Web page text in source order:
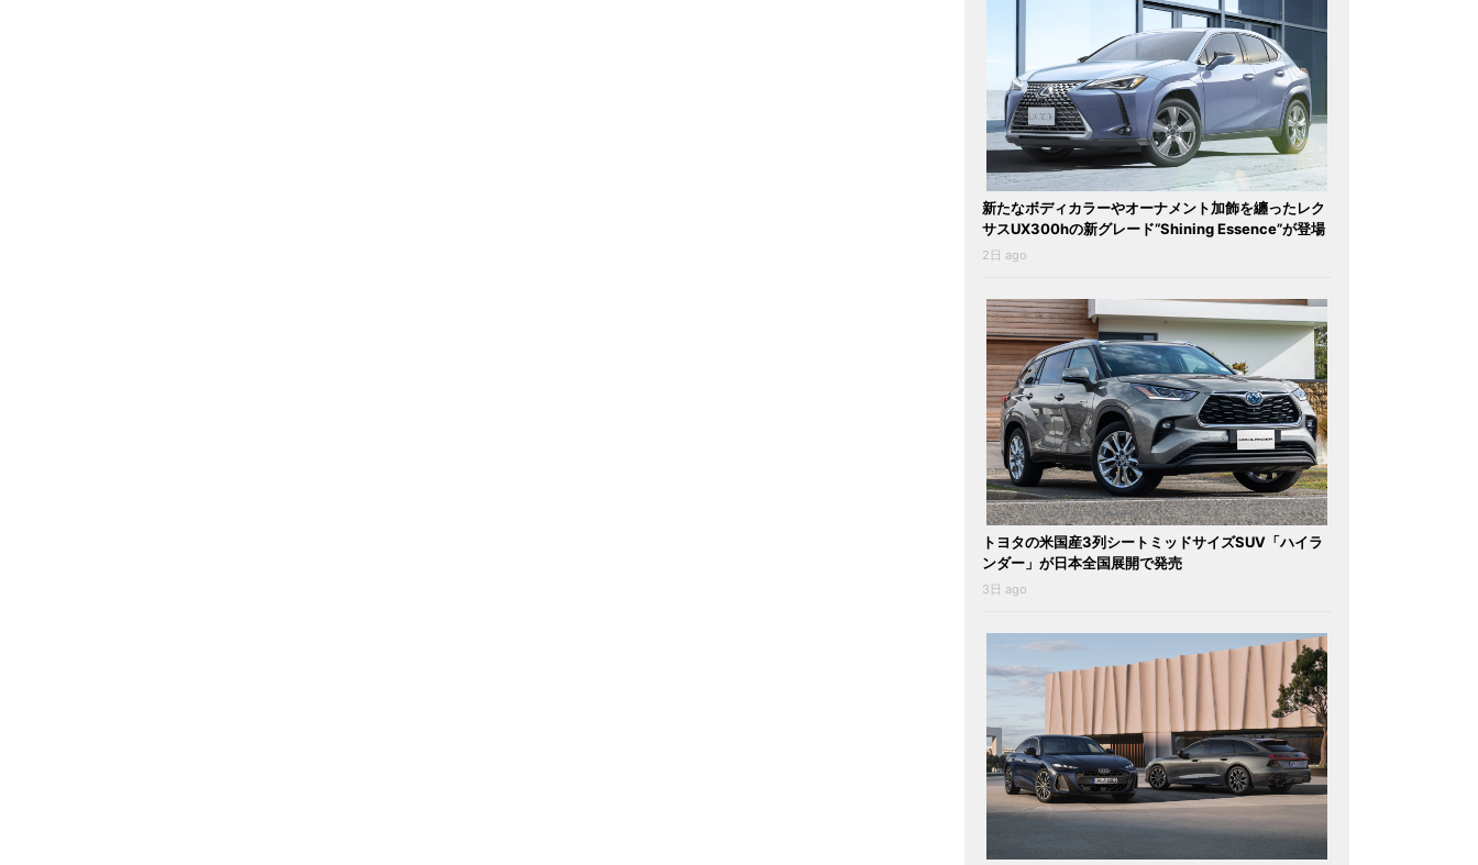
新たなボディカラーやオーナメント加飾を纏ったレク
サスUX300hの新グレード“Shining Essence”が登場
2日 ago
トヨタの米国産3列シートミッドサイズSUV「ハイラ
ンダー」が日本全国展開で発売
3日 ago